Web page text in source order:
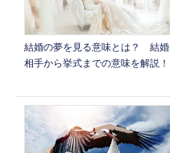
結婚の夢を見る意味とは？ 結婚
相手から挙式までの意味を解説！